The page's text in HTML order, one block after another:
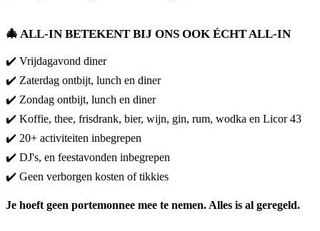
🎄 ALL-IN BETEKENT BIJ ONS OOK ÉCHT ALL-IN
✔️ Vrijdagavond diner
✔️ Zaterdag ontbijt, lunch en diner
✔️ Zondag ontbijt, lunch en diner
✔️ Koffie, thee, frisdrank, bier, wijn, gin, rum, wodka en Licor 43
✔️ 20+ activiteiten inbegrepen
✔️ DJ's, en feestavonden inbegrepen
✔️ Geen verborgen kosten of tikkies
Je hoeft geen portemonnee mee te nemen. Alles is al geregeld.